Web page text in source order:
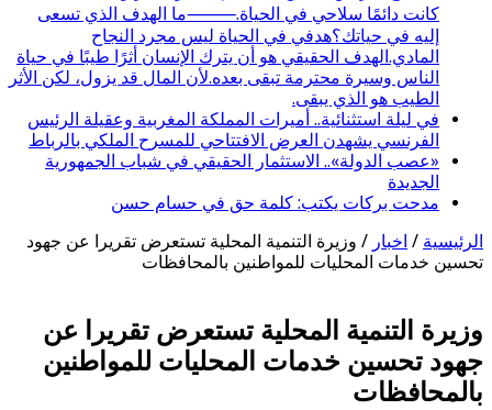
كانت دائمًا سلاحي في الحياة.⸻ما الهدف الذي تسعى
إليه في حياتك؟هدفي في الحياة ليس مجرد النجاح
المادي.الهدف الحقيقي هو أن يترك الإنسان أثرًا طيبًا في حياة
الناس وسيرة محترمة تبقى بعده.لأن المال قد يزول، لكن الأثر
الطيب هو الذي يبقى.
في ليلة استثنائية.. أميرات المملكة المغربية وعقيلة الرئيس
الفرنسي يشهدن العرض الافتتاحي للمسرح الملكي بالرباط
«عصب الدولة».. الاستثمار الحقيقي في شباب الجمهورية
الجديدة
مدحت بركات يكتب: كلمة حق في حسام حسن
الرئيسية / اخبار / وزيرة التنمية المحلية تستعرض تقريرا عن جهود
تحسين خدمات المحليات للمواطنين بالمحافظات
وزيرة التنمية المحلية تستعرض تقريرا عن
جهود تحسين خدمات المحليات للمواطنين
بالمحافظات